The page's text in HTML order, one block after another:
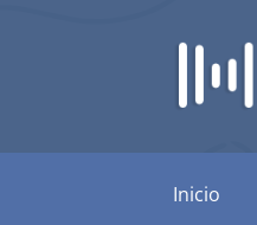
Inicio